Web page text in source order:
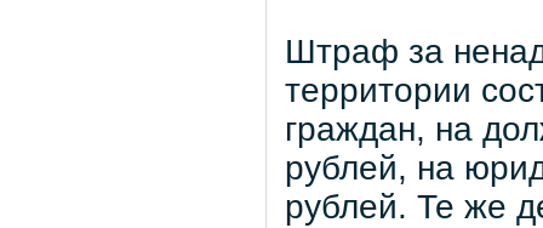
Штраф за
территории
граждан, на
рублей, на
рублей. Те же